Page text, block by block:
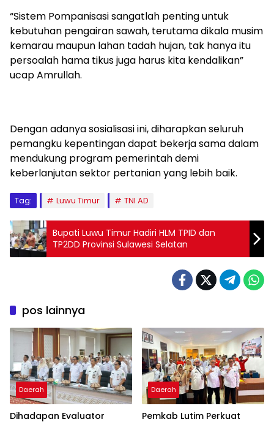
“Sistem Pompanisasi sangatlah penting untuk
kebutuhan pengairan sawah, terutama dikala musim
kemarau maupun lahan tadah hujan, tak hanya itu
persoalah hama tikus juga harus kita kendalikan”
ucap Amrullah.
Dengan adanya sosialisasi ini, diharapkan seluruh
pemangku kepentingan dapat bekerja sama dalam
mendukung program pemerintah demi
keberlanjutan sektor pertanian yang lebih baik.
Tag: Luwu Timur TNI AD
Bupati Luwu Timur Hadiri HLM TPID dan
TP2DD Provinsi Sulawesi Selatan
pos lainnya
Daerah
Dihadapan Evaluator
Daerah
Pemkab Lutim Perkuat